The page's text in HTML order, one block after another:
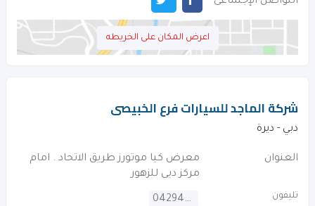
اعرض المكان على الخريطه
شركة الماجد للسيارات فرع الخبيصى
دبي - ديرة
العنوان
معرض كيا موتورز طريق الاتحاد . امام
مركز دبى للزهور
تليفون 042948800